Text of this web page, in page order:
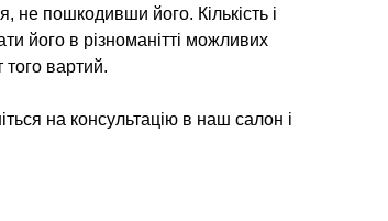
не пошкодивши його. Кількість і
його в різноманітті можливих
вартий.
на консультацію в наш салон і